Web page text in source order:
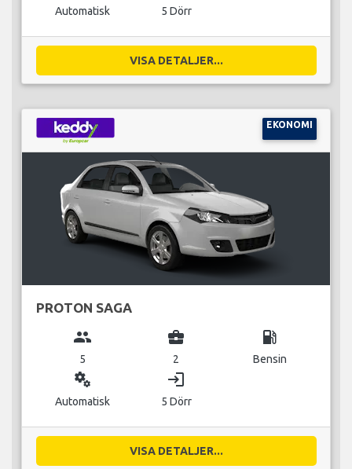
Automatisk 5 Dörr
VISA DETALJER...
EKONOMI
PROTON SAGA
group
5
business_center
2
local_gas_station
Bensin
miscellaneous_services
Automatisk
login
5 Dörr
VISA DETALJER...